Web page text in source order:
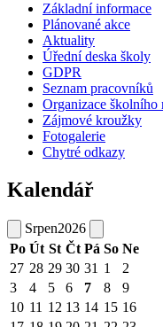
Základní informace
Plánované akce
Aktuality
Úřední deska školy
GDPR
Seznam pracovníků
Organizace školního
Zájmové kroužky
Fotogalerie
Chytré odkazy
Kalendář
Srpen2026
Po Út St Čt Pá So Ne
27 28 29 30 31 1
2
3
4 5 6 7 8
9
10 11 12 13 14 15 16